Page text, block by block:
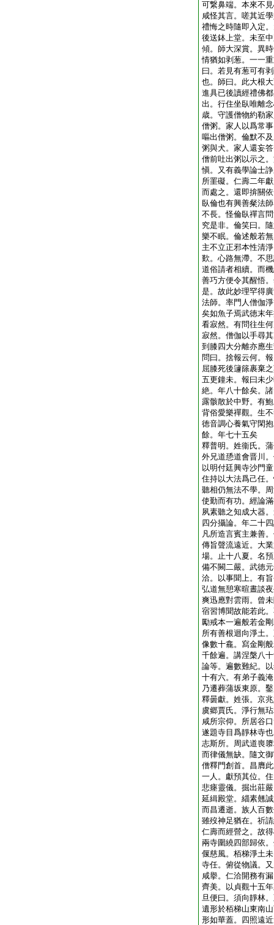
可繋鼻端。本來不
咸怪其言。嗟其近
禮悔之時隨即入定
後送鉢上堂。未至
傾。師大深賞。異
情猶如剥葱。一一
曰。若見有葱可有
也。師曰。此大根
進具已後讀經禮佛
出。行住坐臥唯離
歳。守護僧物約勒
僧粥。家人以爲常
嘔出僧粥。倫默不
粥與犬。家人還妄
僧前吐出粥以示之
愼。又有義學論士
所罣礙。仁壽二年
而處之。還即揜關
臥倫也有興善粲法
不長。怪倫臥禪言
究是非。倫笑曰。
樂不眠。倫述般若
主不立正邪本性清
歎。心路無滯。不
道俗請者相續。而
善巧方便令其醒悟
是。故此妙理罕得
法師。率門人僧伽
矣如魚子焉武徳末
看寂然。有問往生
寂然。僧伽以手尋
到膝四大分離亦應
問曰。捨報云何。
屈膝死後籧篨裹棄
五更鐘未。報曰未
絶。年八十餘矣。
露骸散於中野。有
背俗愛樂禪觀。生
徳音調心養氣守閑
餘。年七十五矣
釋普明。姓衞氏。
外兄道愻道會晋川
以明付廷興寺沙門
住持以大法爲己任
聽相仍無法不學。
使勤而有功。經論
夙素聽之知成大器
四分攝論。年二十
凡所造言賓主兼善
傳旨聲流遠近。大
場。止十八夏。名
備不闕二嚴。武徳
洽。以事聞上。有
弘道無憩寒暄晝談
爽迅應對雲雨。曾
宿習博聞故能若此
勵戒本一遍般若金
所有善根迴向淨土
像數十龕。寫金剛
千餘遍。講涅槃八
論等。遍數難紀。
十有六。有弟子義
乃遷葬蒲坂東原。
釋曇獻。姓張。京
虞郷賈氏。淨行無
咸所宗仰。所居谷
遂題寺目爲靜林寺
志斯所。周武道喪
而律儀無缺。隨文
僧釋門創首。昌膺
一人。獻預其位。
悲瘞靈儀。掘出莊
延緝殿堂。緇素翹
而昌遷逝。族人百
雖歿神足猶在。祈
仁壽而經營之。故
兩寺圍繞四部歸依
偃慈風。栢梯淨土
寺任。俯從物議。
咸擧。仁洽開務有
齊美。以貞觀十五
旦便曰。須向靜林
遺形於栢梯山東南
形如華蓋。四照遠